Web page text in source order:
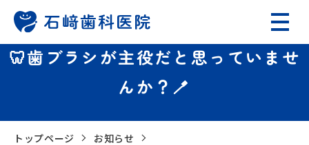
🦷歯ブラシが主役だと思っていませ
んか？🪥
トップページ
お知らせ